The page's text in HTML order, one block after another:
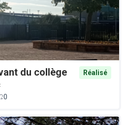
du collège
Réalisé
0